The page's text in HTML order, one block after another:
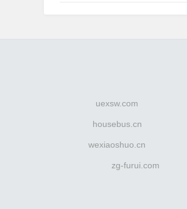
uexsw.com
housebus.cn
wexiaoshuo.cn
zg-furui.com